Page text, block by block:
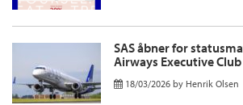
SAS åbner for
Airways Executive Club
18/03/2026 by Henrik Olsen